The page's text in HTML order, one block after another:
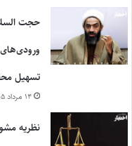
حجت
تسهیل
۱۴ مرداد ۱۴۰۵
نظریه